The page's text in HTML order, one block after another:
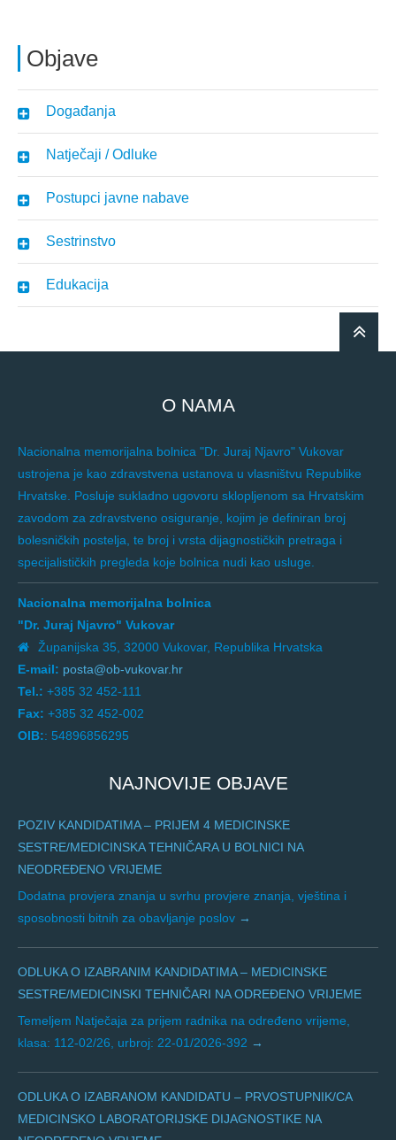
Objave
Događanja
Natječaji / Odluke
Postupci javne nabave
Sestrinstvo
Edukacija
O NAMA
Nacionalna memorijalna bolnica "Dr. Juraj Njavro" Vukovar
ustrojena je kao zdravstvena ustanova u vlasništvu Republike
Hrvatske. Posluje sukladno ugovoru sklopljenom sa Hrvatskim
zavodom za zdravstveno osiguranje, kojim je definiran broj
bolesničkih postelja, te broj i vrsta dijagnostičkih pretraga i
specijalističkih pregleda koje bolnica nudi kao usluge.
Nacionalna memorijalna bolnica
"Dr. Juraj Njavro" Vukovar
Županijska 35, 32000 Vukovar, Republika Hrvatska
E-mail: posta@ob-vukovar.hr
Tel.: +385 32 452-111
Fax: +385 32 452-002
OIB:: 54896856295
NAJNOVIJE OBJAVE
POZIV KANDIDATIMA – PRIJEM 4 MEDICINSKE
SESTRE/MEDICINSKA TEHNIČARA U BOLNICI NA
NEODREĐENO VRIJEME
Dodatna provjera znanja u svrhu provjere znanja, vještina i
sposobnosti bitnih za obavljanje poslov
ODLUKA O IZABRANIM KANDIDATIMA – MEDICINSKE
SESTRE/MEDICINSKI TEHNIČARI NA ODREĐENO VRIJEME
Temeljem Natječaja za prijem radnika na određeno vrijeme,
klasa: 112-02/26, urbroj: 22-01/2026-392
ODLUKA O IZABRANOM KANDIDATU – PRVOSTUPNIK/CA
MEDICINSKO LABORATORIJSKE DIJAGNOSTIKE NA